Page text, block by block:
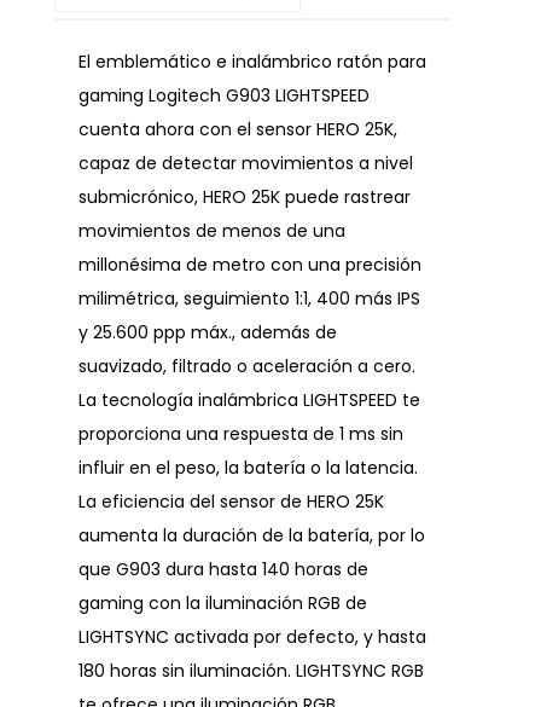
El emblemático e inalámbrico ratón para
gaming Logitech G903 LIGHTSPEED
cuenta ahora con el sensor HERO 25K,
capaz de detectar movimientos a nivel
submicrónico, HERO 25K puede rastrear
movimientos de menos de una
millonésima de metro con una precisión
milimétrica, seguimiento 1:1, 400 más IPS
y 25.600 ppp máx., además de
suavizado, filtrado o aceleración a cero.
La tecnología inalámbrica LIGHTSPEED te
proporciona una respuesta de 1 ms sin
influir en el peso, la batería o la latencia.
La eficiencia del sensor de HERO 25K
aumenta la duración de la batería, por lo
que G903 dura hasta 140 horas de
gaming con la iluminación RGB de
LIGHTSYNC activada por defecto, y hasta
180 horas sin iluminación. LIGHTSYNC RGB